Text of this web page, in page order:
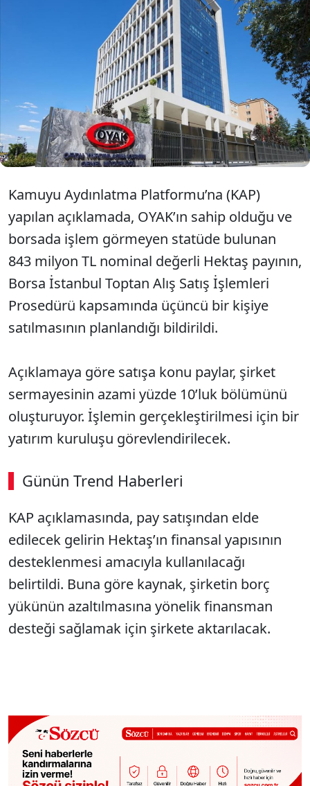
OYAK, Türkiye'nin en büyük ve köklü tarımsal
üretim şirketi Hektaş sermayesinin yaklaşık
yüzde 10’una denk gelen 843 milyon TL nominal
değerli payın Borsa İstanbul’da toptan satış
yöntemiyle devrine karar verdi. Satıştan elde
edilecek kaynağın şirketin borç yükünün
azaltılması amacıyla kullanılacağı açıklandı.
Kamuyu Aydınlatma Platformu’na (KAP)
yapılan açıklamada, OYAK’ın sahip olduğu ve
borsada işlem görmeyen statüde bulunan
843 milyon TL nominal değerli Hektaş payının,
Borsa İstanbul Toptan Alış Satış İşlemleri
Prosedürü kapsamında üçüncü bir kişiye
satılmasının planlandığı bildirildi.
Açıklamaya göre satışa konu paylar, şirket
sermayesinin azami yüzde 10’luk bölümünü
oluşturuyor. İşlemin gerçekleştirilmesi için bir
yatırım kuruluşu görevlendirilecek.
Günün Trend Haberleri
KAP açıklamasında, pay satışından elde
edilecek gelirin Hektaş’ın finansal yapısının
desteklenmesi amacıyla kullanılacağı
belirtildi. Buna göre kaynak, şirketin borç
yükünün azaltılmasına yönelik finansman
desteği sağlamak için şirkete aktarılacak.